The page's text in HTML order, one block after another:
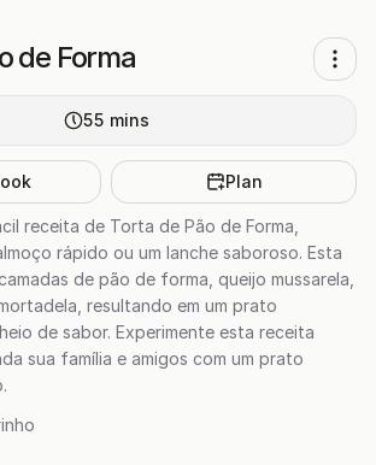
de Forma
55 mins
Plan
receita de Torta de Pão de Forma,
rápido ou um lanche saboroso. Esta
de pão de forma, queijo mussarela,
resultando em um prato
de sabor. Experimente esta receita
sua família e amigos com um prato